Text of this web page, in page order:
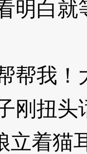
明白就
我！
扭头
立着猫